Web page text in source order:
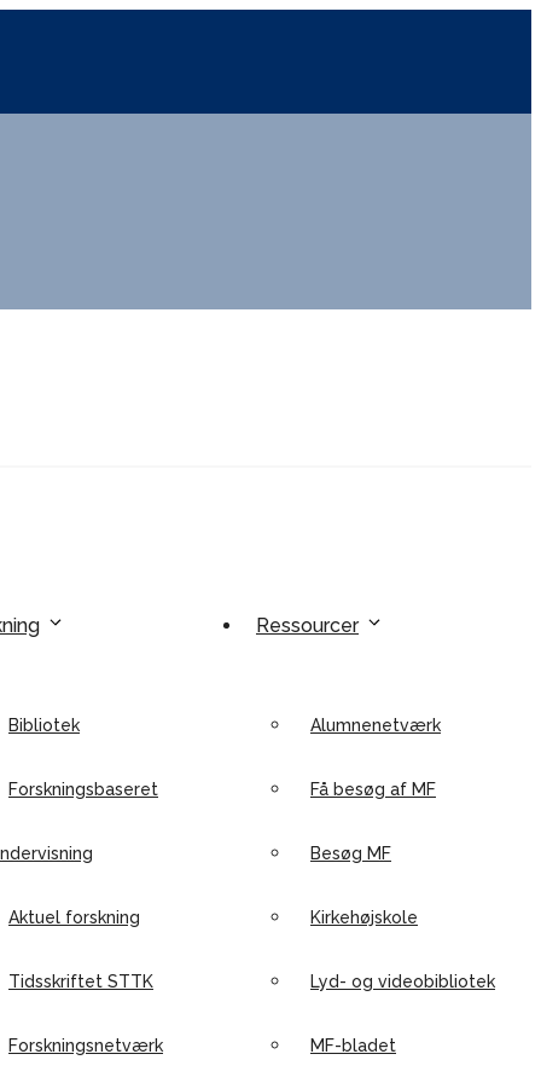
Bibliotek
Forskningsbaseret
Aktuel forskning
Tidsskriftet STTK
Forskningsnetværk
Ressourcer
Alumnenetværk
Få besøg af MF
Besøg MF
Kirkehøjskole
Lyd- og videobibliotek
MF-bladet